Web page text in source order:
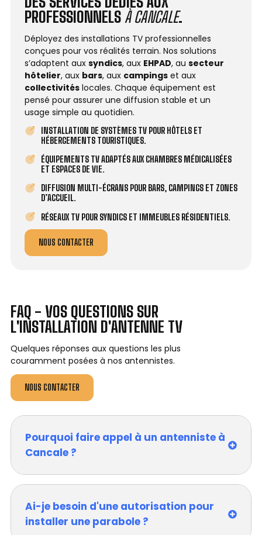
PROFESSIONNELS À CANCALE.
Déployez des installations TV professionnelles
conçues pour vos réalités terrain. Nos solutions
s’adaptent aux syndics, aux EHPAD, au secteur
hôtelier, aux bars, aux campings et aux
collectivités locales. Chaque équipement est
pensé pour assurer une diffusion stable et un
usage simple au quotidien.
INSTALLATION DE SYSTÈMES TV POUR HÔTELS ET
HÉBERGEMENTS TOURISTIQUES.
ÉQUIPEMENTS TV ADAPTÉS AUX CHAMBRES MÉDICALISÉES
ET ESPACES DE VIE.
DIFFUSION MULTI-ÉCRANS POUR BARS, CAMPINGS ET ZONES
D’ACCUEIL.
RÉSEAUX TV POUR SYNDICS ET IMMEUBLES RÉSIDENTIELS.
NOUS CONTACTER
FAQ - VOS QUESTIONS SUR
L'INSTALLATION D'ANTENNE TV
Quelques réponses aux questions les plus
couramment posées à nos antennistes.
NOUS CONTACTER
Pourquoi faire appel à un antenniste à
Cancale ?
Ai-je besoin d'une autorisation pour
installer une parabole ?